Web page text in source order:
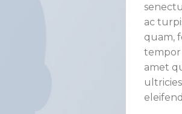
ac
quam,
tempor
amet